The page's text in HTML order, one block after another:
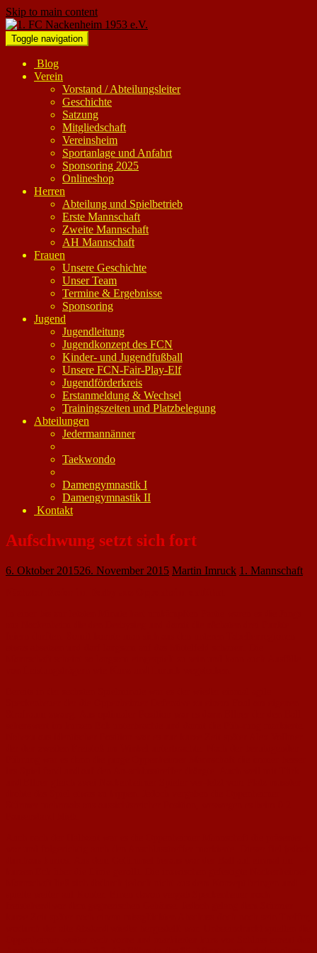
Skip to main content
Toggle navigation
Blog
Verein
Vorstand / Abteilungsleiter
Geschichte
Satzung
Mitgliedschaft
Vereinsheim
Sportanlage und Anfahrt
Sponsoring 2025
Onlineshop
Herren
Abteilung und Spielbetrieb
Erste Mannschaft
Zweite Mannschaft
AH Mannschaft
Frauen
Unsere Geschichte
Unser Team
Termine & Ergebnisse
Sponsoring
Jugend
Jugendleitung
Jugendkonzept des FCN
Kinder- und Jugendfußball
Unsere FCN-Fair-Play-Elf
Jugendförderkreis
Erstanmeldung & Wechsel
Trainingszeiten und Platzbelegung
Abteilungen
Jedermannänner
Taekwondo
Damengymnastik I
Damengymnastik II
Kontakt
Aufschwung setzt sich fort
6. Oktober 201526. November 2015 Martin Imruck 1. Mannschaft